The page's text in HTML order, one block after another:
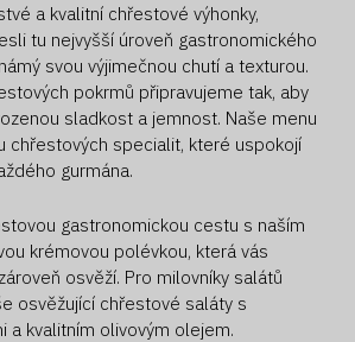
a kvalitní chřestové výhonky,
tu nejvyšší úroveň gastronomického
svou výjimečnou chutí a texturou.
pokrmů připravujeme tak, aby
sladkost a jemnost. Naše menu
chřestových specialit, které uspokojí
gurmána.
gastronomickou cestu s naším
krémovou polévkou, která vás
osvěží. Pro milovníky salátů
osvěžující chřestové saláty s
a kvalitním olivovým olejem.